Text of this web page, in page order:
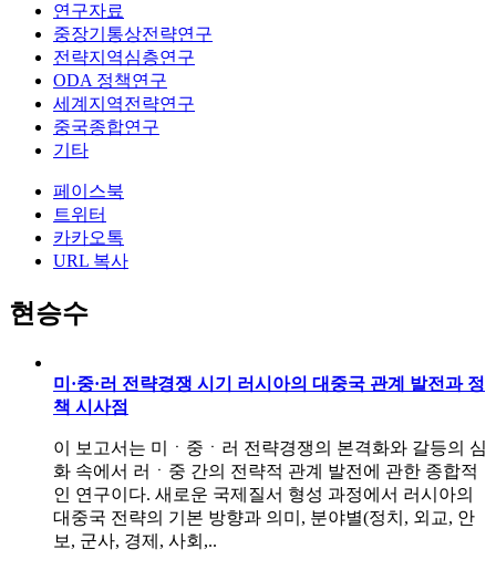
연구자료
중장기통상전략연구
전략지역심층연구
ODA 정책연구
세계지역전략연구
중국종합연구
기타
페이스북
트위터
카카오톡
URL 복사
현승수
미·중·러 전략경쟁 시기 러시아의 대중국 관계 발전과 정
책 시사점
이 보고서는 미ㆍ중ㆍ러 전략경쟁의 본격화와 갈등의 심
화 속에서 러ㆍ중 간의 전략적 관계 발전에 관한 종합적
인 연구이다. 새로운 국제질서 형성 과정에서 러시아의
대중국 전략의 기본 방향과 의미, 분야별(정치, 외교, 안
보, 군사, 경제, 사회,..